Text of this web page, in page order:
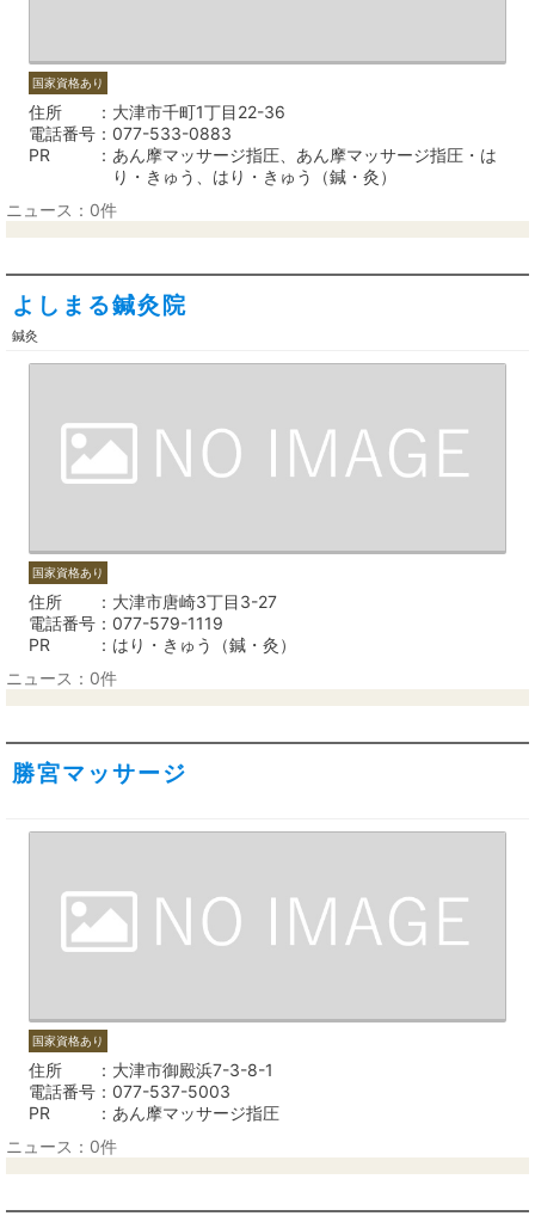
国家資格あり
住所
大津市千町1丁目22-36
電話番号
077-533-0883
PR
あん摩マッサージ指圧、あん摩マッサージ指圧・は
り・きゅう、はり・きゅう（鍼・灸）
ニュース：0件
よしまる鍼灸院
鍼灸
国家資格あり
住所
大津市唐崎3丁目3-27
電話番号
077-579-1119
PR
はり・きゅう（鍼・灸）
ニュース：0件
勝宮マッサージ
国家資格あり
住所
大津市御殿浜7-3-8-1
電話番号
077-537-5003
PR
あん摩マッサージ指圧
ニュース：0件